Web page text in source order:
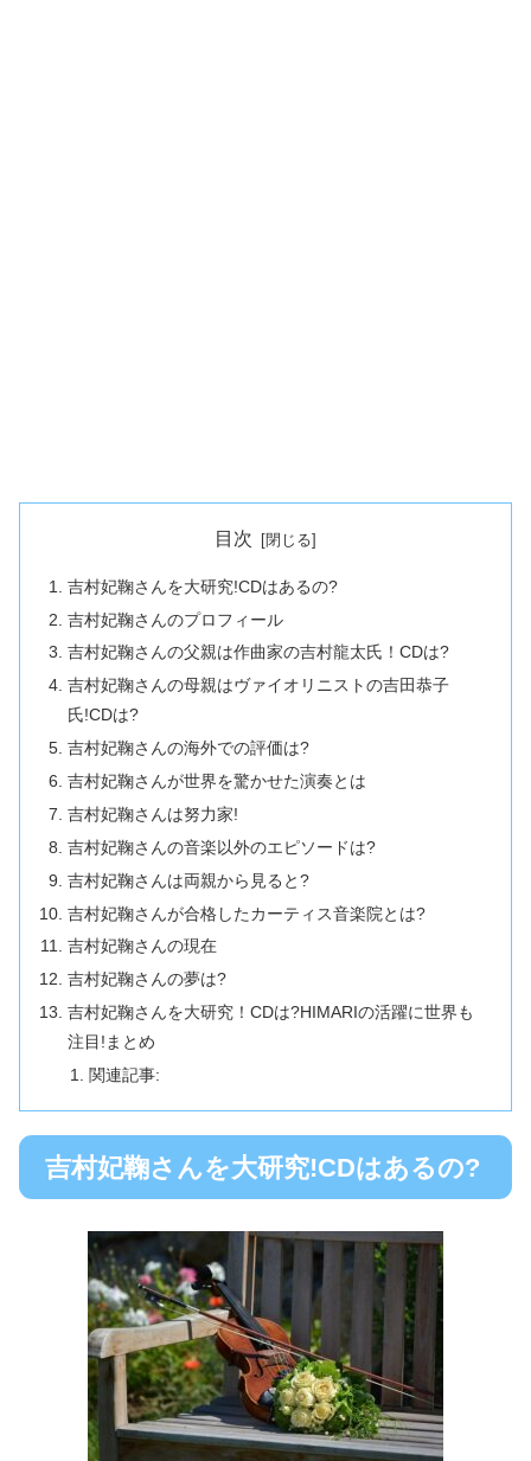
目次
吉村妃鞠さんを大研究!CDはあるの?
吉村妃鞠さんのプロフィール
吉村妃鞠さんの父親は作曲家の吉村龍太氏！CDは?
吉村妃鞠さんの母親はヴァイオリニストの吉田恭子
氏!CDは?
吉村妃鞠さんの海外での評価は?
吉村妃鞠さんが世界を驚かせた演奏とは
吉村妃鞠さんは努力家!
吉村妃鞠さんの音楽以外のエピソードは?
吉村妃鞠さんは両親から見ると?
吉村妃鞠さんが合格したカーティス音楽院とは?
吉村妃鞠さんの現在
吉村妃鞠さんの夢は?
吉村妃鞠さんを大研究！CDは?HIMARIの活躍に世界も
注目!まとめ
関連記事:
吉村妃鞠さんを大研究!CDはあるの?